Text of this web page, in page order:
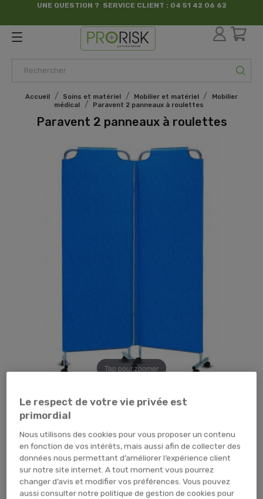
UNE QUESTION ? SERVICE CLIENT : 04 51 42 06 62
par France Sécurité
Accueil Soins et matériel Mobilier et matériel
Mobilier
médical
Paravent 2 panneaux à roulettes
Paravent 2 panneaux à roulettes
Tap pour zoomer
718,80 € TTC 599,00 € HT
ME PRÉVENIR
Le respect de votre vie privée est
primordial
Nous utilisons des cookies pour vous proposer un contenu
en fonction de vos intérêts, mais aussi afin de collecter des
données nous permettant d’améliorer l’expérience client
sur notre site internet. A tout moment vous pourrez
changer d’avis et modifier vos préférences. Vous pouvez
aussi consulter notre politique de gestion de cookies pour